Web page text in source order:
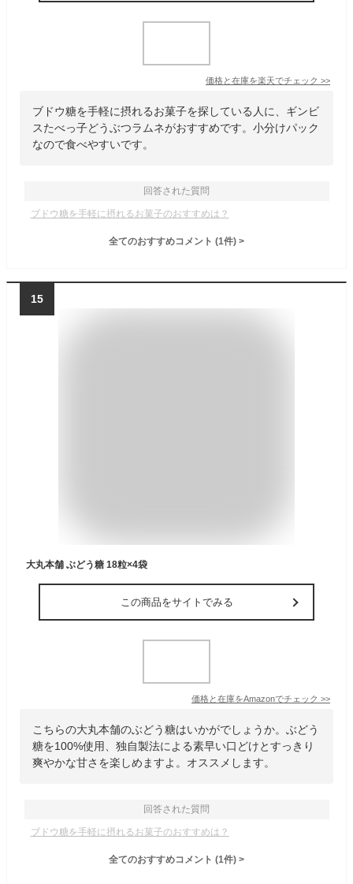
価格と在庫を楽天でチェック >>
ブドウ糖を手軽に摂れるお菓子を探している人に、ギンビ
スたべっ子どうぶつラムネがおすすめです。小分けパック
なので食べやすいです。
回答された質問
ブドウ糖を手軽に摂れるお菓子のおすすめは？
全てのおすすめコメント (1件) >
15
大丸本舗 ぶどう糖 18粒×4袋
この商品をサイトでみる
価格と在庫をAmazonでチェック >>
こちらの大丸本舗のぶどう糖はいかがでしょうか。ぶどう
糖を100%使用、独自製法による素早い口どけとすっきり
爽やかな甘さを楽しめますよ。オススメします。
回答された質問
ブドウ糖を手軽に摂れるお菓子のおすすめは？
全てのおすすめコメント (1件) >